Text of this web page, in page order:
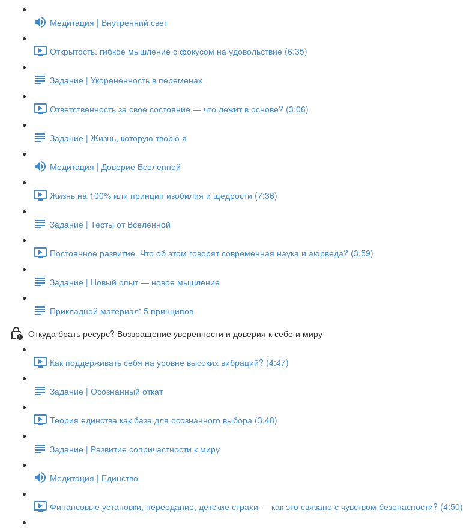
Медитация | Внутренний свет
Открытость: гибкое мышление с фокусом на удовольствие (6:35)
Задание | Укорененность в переменах
Ответственность за свое состояние — что лежит в основе? (3:06)
Задание | Жизнь, которую творю я
Медитация | Доверие Вселенной
Жизнь на 100% или принцип изобилия и щедрости (7:36)
Задание | Тесты от Вселенной
Постоянное развитие. Что об этом говорят современная наука и аюрведа? (3:59)
Задание | Новый опыт — новое мышление
Прикладной материал: 5 принципов
Откуда брать ресурс? Возвращение уверенности и доверия к себе и миру
Как поддерживать себя на уровне высоких вибраций? (4:47)
Задание | Осознанный откат
Теория единства как база для осознанного выбора (3:48)
Задание | Развитие сопричастности к миру
Медитация | Единство
Финансовые установки, переедание, детские страхи — как это связано с чувством безопасности? (4:50)